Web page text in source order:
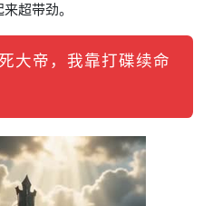
超带劲。
大帝，我靠打碟续命